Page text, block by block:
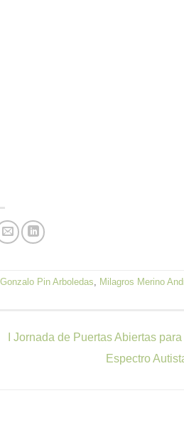
Gonzalo Pin Arboledas, Milagros Merino
I Jornada de Puertas Abiertas
Espectro